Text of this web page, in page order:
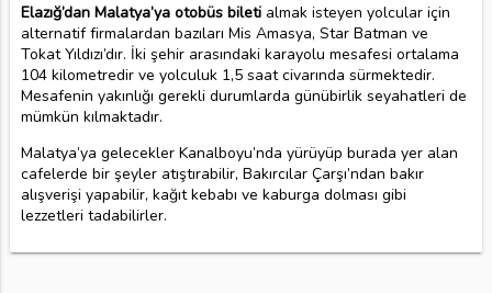
Elazığ’dan Malatya’ya otobüs biletialmak isteyen yolcular için
alternatif firmalardan bazıları Mis Amasya, Star Batman ve
Tokat Yıldızı’dır. İki şehir arasındaki karayolu mesafesi ortalama
104 kilometredir ve yolculuk 1,5 saat civarında sürmektedir.
Mesafenin yakınlığı gerekli durumlarda günübirlik seyahatleri de
mümkün kılmaktadır.
Malatya’ya gelecekler Kanalboyu’nda yürüyüp burada yer alan
cafelerde bir şeyler atıştırabilir, Bakırcılar Çarşı’ndan bakır
alışverişi yapabilir, kağıt kebabı ve kaburga dolması gibi
lezzetleri tadabilirler.